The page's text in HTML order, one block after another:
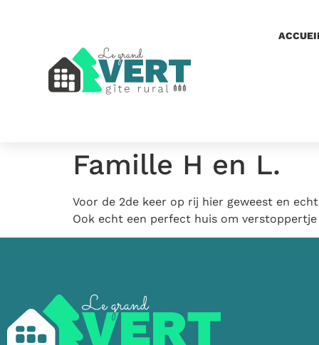
Famille H en L.
Voor de 2de keer op rij hier geweest en
Ook echt een perfect huis om